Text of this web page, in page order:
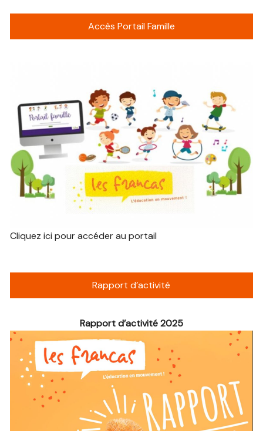
Accès Portail Famille
Cliquez ici pour accéder au portail
Rapport d’activité
Rapport d’activité 2025